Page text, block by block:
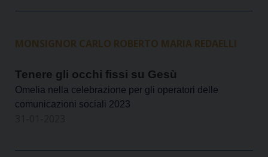
MONSIGNOR CARLO ROBERTO MARIA REDAELLI
Tenere gli occhi fissi su Gesù
Omelia nella celebrazione per gli operatori delle
comunicazioni sociali 2023